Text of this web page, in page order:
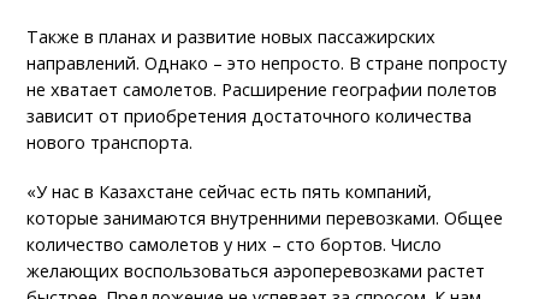
Также в планах и развитие новых пассажирских
направлений. Однако – это непросто. В стране попросту
не хватает самолетов. Расширение географии полетов
зависит от приобретения достаточного количества
нового транспорта.
«У нас в Казахстане сейчас есть пять компаний,
которые занимаются внутренними перевозками. Общее
количество самолетов у них – сто бортов. Число
желающих воспользоваться аэроперевозками растет